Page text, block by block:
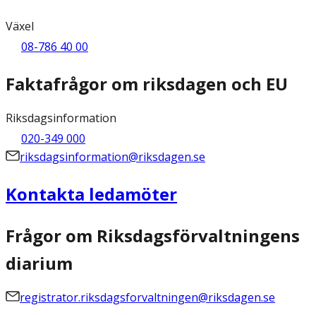
Växel
08-786 40 00
Faktafrågor om riksdagen och EU
Riksdagsinformation
020-349 000
riksdagsinformation@riksdagen.se
Kontakta ledamöter
Frågor om Riksdagsförvaltningens
diarium
registrator.riksdagsforvaltningen@riksdagen.se